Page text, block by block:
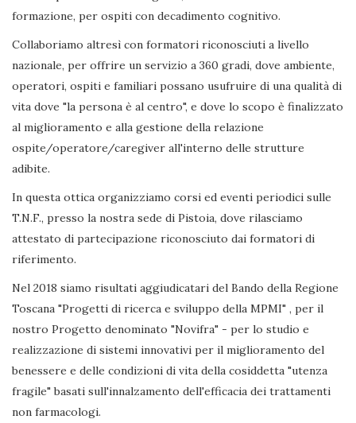
formazione, per ospiti con decadimento cognitivo.
Collaboriamo altresì con formatori riconosciuti a livello
nazionale, per offrire un servizio a 360 gradi, dove ambiente,
operatori, ospiti e familiari possano usufruire di una qualità di
vita dove "la persona è al centro", e dove lo scopo è finalizzato
al miglioramento e alla gestione della relazione
ospite/operatore/caregiver all'interno delle strutture
adibite.
In questa ottica organizziamo corsi ed eventi periodici sulle
T.N.F., presso la nostra sede di Pistoia, dove rilasciamo
attestato di partecipazione riconosciuto dai formatori di
riferimento.
Nel 2018 siamo risultati aggiudicatari del Bando della Regione
Toscana "Progetti di ricerca e sviluppo della MPMI" , per il
nostro Progetto denominato "Novifra" - per lo studio e
realizzazione di sistemi innovativi per il miglioramento del
benessere e delle condizioni di vita della cosiddetta "utenza
fragile" basati sull'innalzamento dell'efficacia dei trattamenti
non farmacologi.